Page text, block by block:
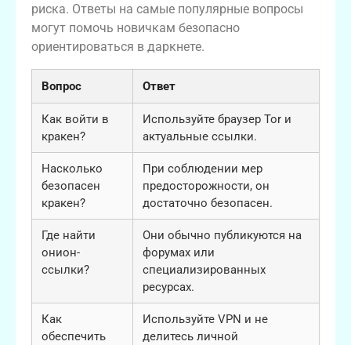
риска. Ответы на самые популярные вопросы
могут помочь новичкам безопасно
ориентироваться в даркнете.
Вопрос Ответ
Как войти в
кракен?
Используйте браузер Tor и
актуальные ссылки.
Насколько
безопасен
кракен?
При соблюдении мер
предосторожности, он
достаточно безопасен.
Где найти
онион-
ссылки?
Они обычно публикуются на
форумах или
специализированных
ресурсах.
Как
обеспечить
Используйте VPN и не
делитесь личной